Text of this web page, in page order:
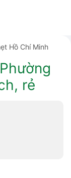
Hồ Chí Minh
rẻ